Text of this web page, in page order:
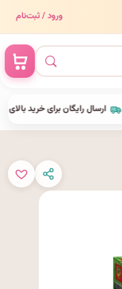
ورود / ثبت‌نام
ارسال رایگان برای خرید بالای •